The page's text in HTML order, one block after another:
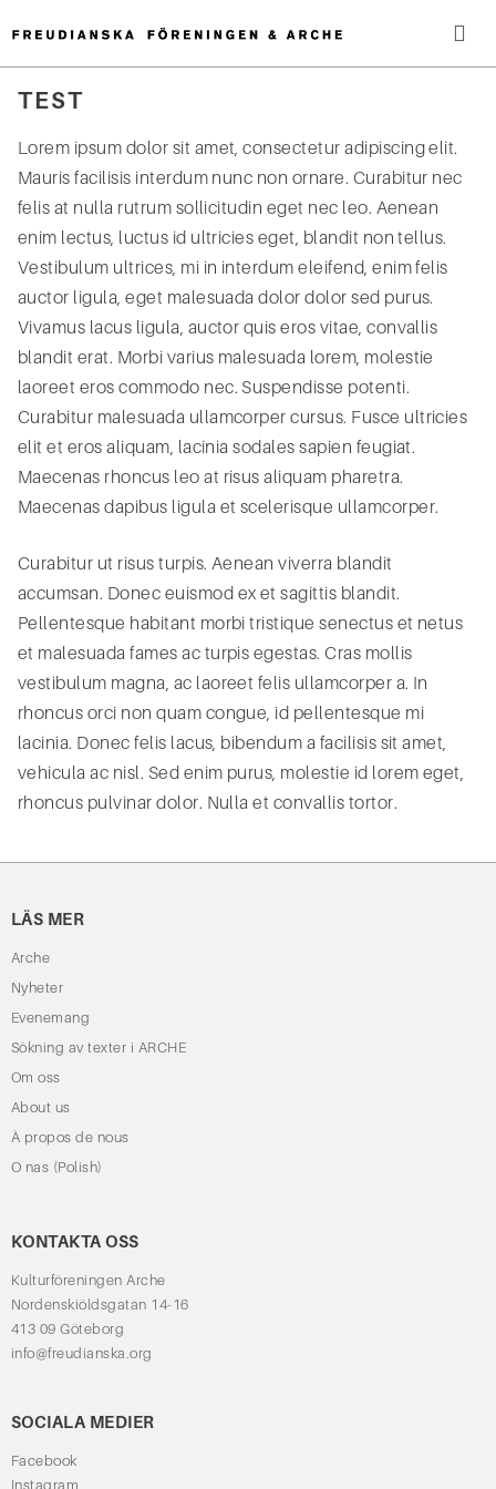
till
innehåll
efter:
TEST
Lorem ipsum dolor sit amet, consectetur adipiscing elit.
Mauris facilisis interdum nunc non ornare. Curabitur nec
felis at nulla rutrum sollicitudin eget nec leo. Aenean
enim lectus, luctus id ultricies eget, blandit non tellus.
Vestibulum ultrices, mi in interdum eleifend, enim felis
auctor ligula, eget malesuada dolor dolor sed purus.
Vivamus lacus ligula, auctor quis eros vitae, convallis
blandit erat. Morbi varius malesuada lorem, molestie
laoreet eros commodo nec. Suspendisse potenti.
Curabitur malesuada ullamcorper cursus. Fusce ultricies
elit et eros aliquam, lacinia sodales sapien feugiat.
Maecenas rhoncus leo at risus aliquam pharetra.
Maecenas dapibus ligula et scelerisque ullamcorper.
Curabitur ut risus turpis. Aenean viverra blandit
accumsan. Donec euismod ex et sagittis blandit.
Pellentesque habitant morbi tristique senectus et netus
et malesuada fames ac turpis egestas. Cras mollis
vestibulum magna, ac laoreet felis ullamcorper a. In
rhoncus orci non quam congue, id pellentesque mi
lacinia. Donec felis lacus, bibendum a facilisis sit amet,
vehicula ac nisl. Sed enim purus, molestie id lorem eget,
rhoncus pulvinar dolor. Nulla et convallis tortor.
LÄS MER
Arche
Nyheter
Evenemang
Sökning av texter i ARCHE
Om oss
About us
À propos de nous
O nas (Polish)
KONTAKTA OSS
Kulturföreningen Arche
Nordenskiöldsgatan 14-16
413 09 Göteborg
info@freudianska.org
SOCIALA MEDIER
Facebook
Instagram